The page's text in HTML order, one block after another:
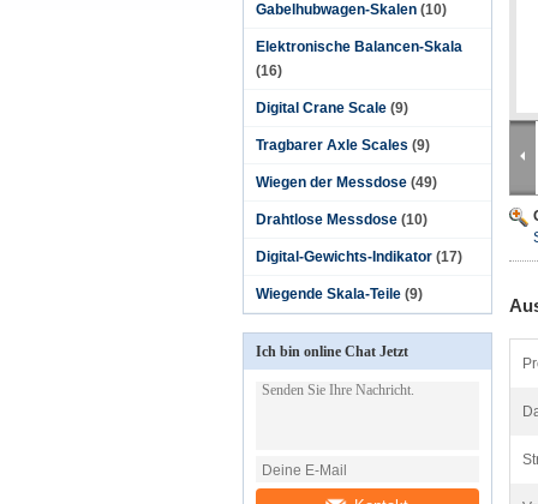
Gabelhubwagen-Skalen (10)
Elektronische Balancen-Skala
(16)
Digital Crane Scale (9)
Tragbarer Axle Scales (9)
Wiegen der Messdose (49)
Drahtlose Messdose (10)
Digital-Gewichts-Indikator (17)
Wiegende Skala-Teile (9)
Ich bin online Chat Jetzt